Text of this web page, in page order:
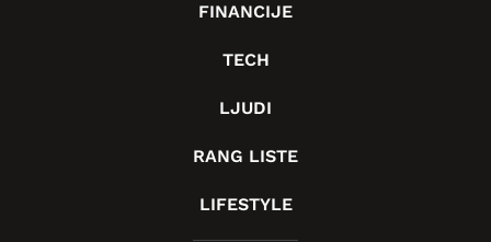
FINANCIJE
TECH
LJUDI
RANG LISTE
LIFESTYLE